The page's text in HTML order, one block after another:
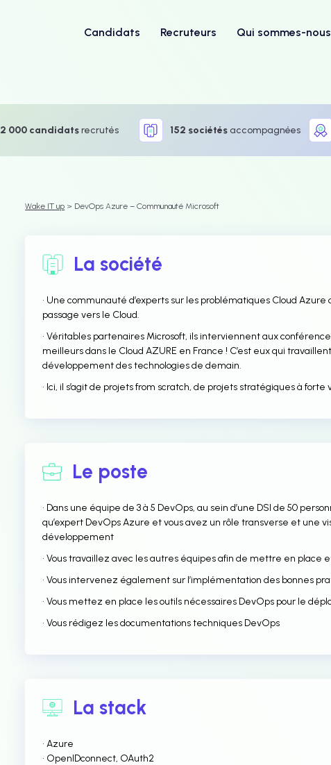
Candidats Recruteurs Qui sommes-nous
2 000 candidatsrecrutés 152 sociétésaccompagnées
Wake IT up > DevOps Azure – Communauté Microsoft
La société
• Une communauté d’experts sur les problématiques Cloud
passage vers le Cloud.
• Véritables partenaires Microsoft, ils interviennent aux
meilleurs dans le Cloud AZURE en France ! C’est eux qui
développement des technologies de demain.
• Ici, il s’agit de projets from scratch, de projets stratégiques à
Le poste
• Dans une équipe de 3 à 5 DevOps, au sein d’une DSI de 50
qu’expert DevOps Azure et vous avez un rôle transverse et une
développement
• Vous travaillez avec les autres équipes afin de mettre en place
• Vous intervenez également sur l’implémentation des bonnes
• Vous mettez en place les outils nécessaires DevOps pour le
• Vous rédigez les documentations techniques DevOps
La stack
• Azure
• OpenIDconnect, OAuth2